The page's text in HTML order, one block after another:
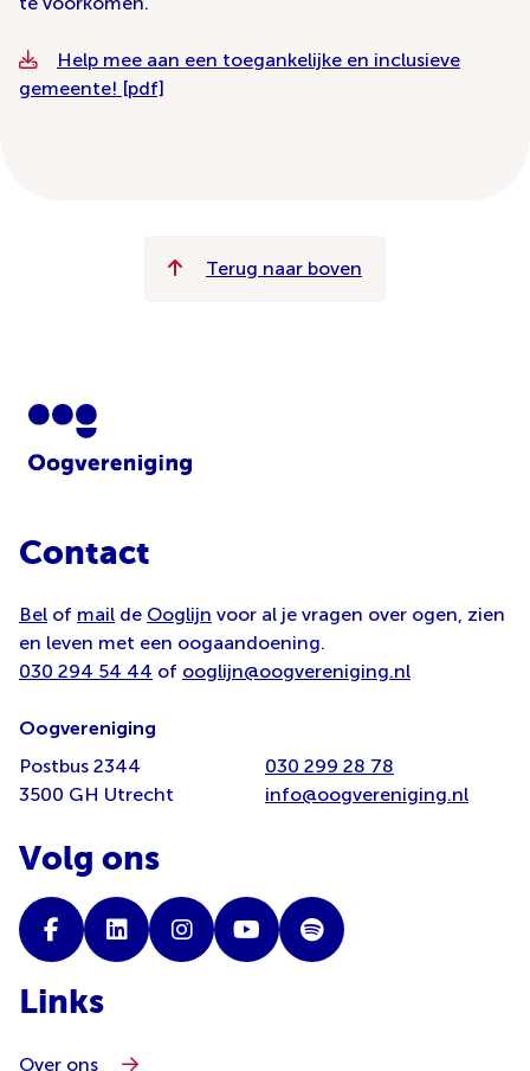
Help mee aan een toegankelijke en inclusieve
gemeente! [pdf]
Terug naar boven
Contact
Bel of mail de Ooglijn voor al je vragen over ogen, zien
en leven met een oogaandoening.
030 294 54 44 of ooglijn@oogvereniging.nl
Oogvereniging
Postbus 2344
3500 GH Utrecht
030 299 28 78
info@oogvereniging.nl
Volg ons
Links
Over ons